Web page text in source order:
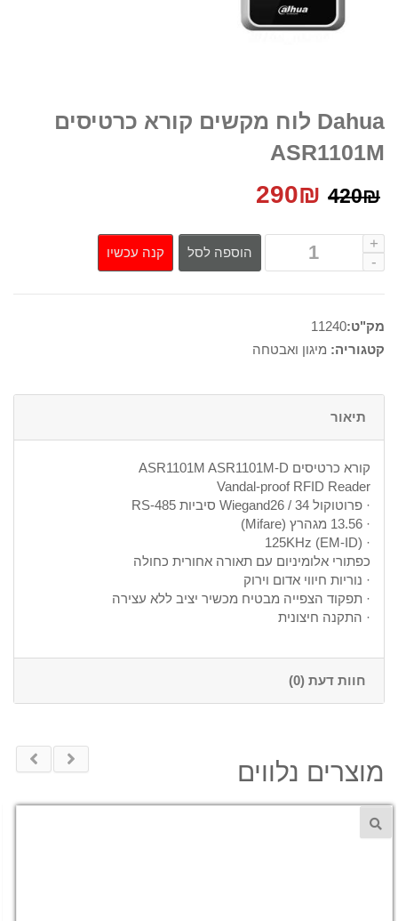
Dahua לוח מקשים קורא כרטיסים
ASR1101M
420₪
המחיר
המקורי
היה:
290₪
הנוכחי
הוא:
הוספה לסל קנה עכשיו
מק"ט:11240
קטגוריה: מיגון ואבטחה
תיאור
קורא כרטיסים ASR1101M ASR1101M-D
Vandal-proof RFID Reader
· פרוטוקול Wiegand26 / 34 סיביות RS-485
· 13.56 מגהרץ (Mifare)
· 125KHz (EM-ID)
כפתורי אלומיניום עם תאורה אחורית כחולה
· נוריות חיווי אדום וירוק
· תפקוד הצפייה מבטיח מכשיר יציב ללא עצירה
· התקנה חיצונית
חוות דעת (0)
מוצרים נלווים